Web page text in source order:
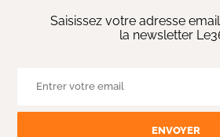
Saisissez votre adresse
la newsletter
ENVOYER